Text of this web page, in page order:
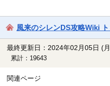
風来のシレンDS攻略Wiki
最終更新日：2024年02月05日 (
累計：19643
関連ページ